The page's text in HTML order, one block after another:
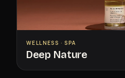
WELLNESS · SPA
Deep Nature